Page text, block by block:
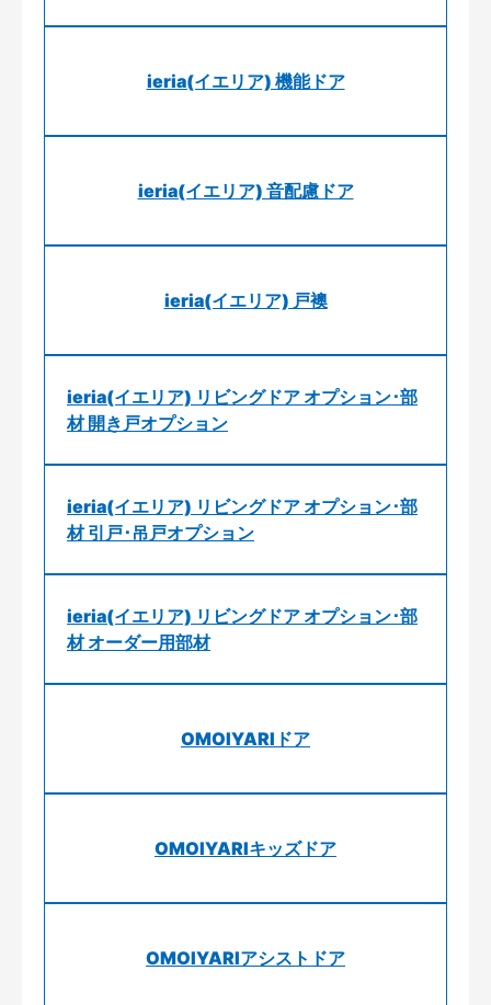
ieria(イエリア) 機能ドア
ieria(イエリア) 音配慮ドア
ieria(イエリア) 戸襖
ieria(イエリア) リビングドア オプション･部
材 開き戸オプション
ieria(イエリア) リビングドア オプション･部
材 引戸･吊戸オプション
ieria(イエリア) リビングドア オプション･部
材 オーダー用部材
OMOIYARIドア
OMOIYARIキッズドア
OMOIYARIアシストドア